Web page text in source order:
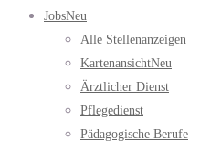
JobsNeu
Alle Stellenanzeigen
KartenansichtNeu
Ärztlicher Dienst
Pflegedienst
Pädagogische Berufe